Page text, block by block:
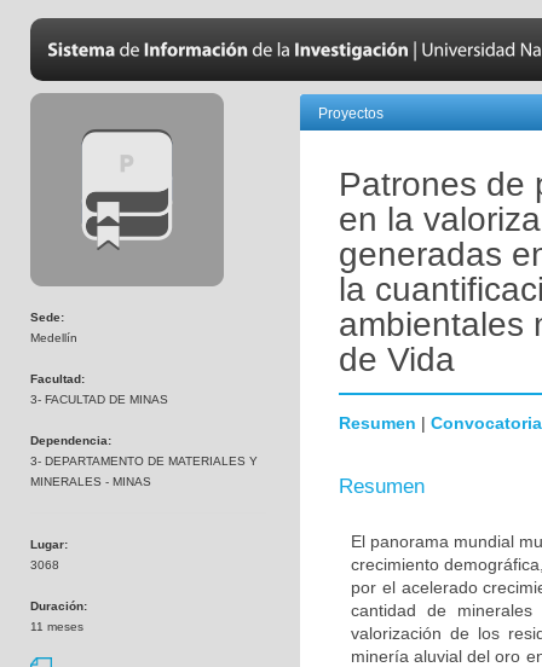
Sede:
Medellín
Facultad:
3- FACULTAD DE MINAS
Dependencia:
3- DEPARTAMENTO DE MATERIALES Y
MINERALES - MINAS
Lugar:
3068
Duración:
11 meses
Proyectos
Patrones de
en la
generadas
la
ambientales
de Vida
Resumen | Convocatoria
Resumen
El panorama mundial
crecimiento
por el acelerado
cantidad de
valorización de los
minería aluvial del oro